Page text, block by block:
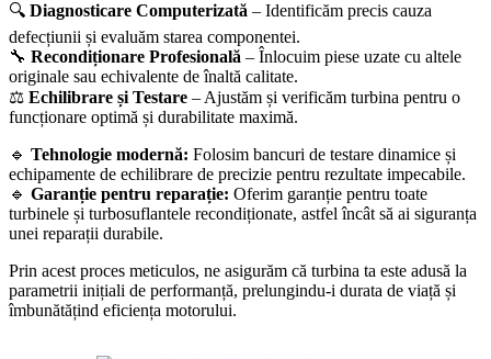
🔍 Diagnosticare Computerizată – Identificăm precis cauza
defecțiunii și evaluăm starea componentei.
🔧 Recondiționare Profesională – Înlocuim piese uzate cu altele
originale sau echivalente de înaltă calitate.
⚖️ Echilibrare și Testare – Ajustăm și verificăm turbina pentru o
funcționare optimă și durabilitate maximă.
🔹 Tehnologie modernă: Folosim bancuri de testare dinamice și
echipamente de echilibrare de precizie pentru rezultate impecabile.
🔹 Garanție pentru reparație: Oferim garanție pentru toate
turbinele și turbosuflantele recondiționate, astfel încât să ai siguranța
unei reparații durabile.
Prin acest proces meticulos, ne asigurăm că turbina ta este adusă la
parametrii inițiali de performanță, prelungindu-i durata de viață și
îmbunătățind eficiența motorului.